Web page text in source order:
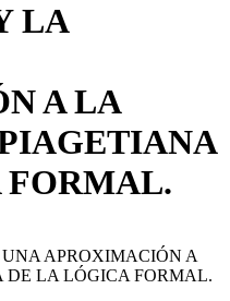
LA
A LA
FORMAL.